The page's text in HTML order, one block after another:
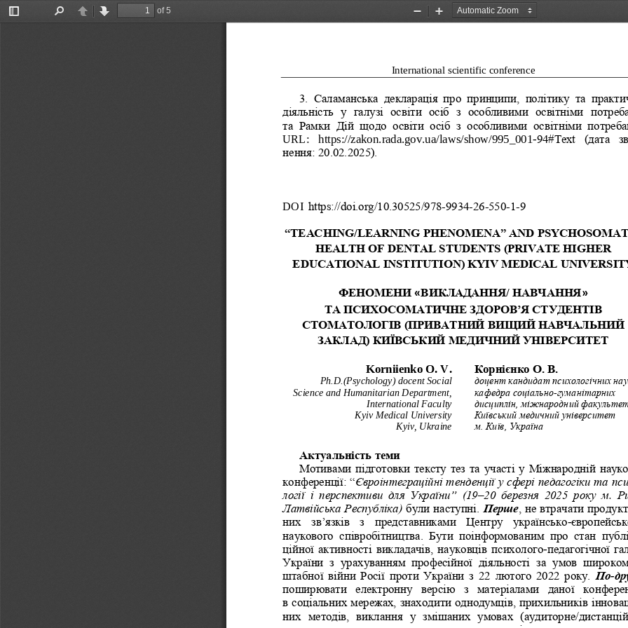
Toggle
PreviousNext
of 5
Zoom
Zoom
International scientific conference
3. Саламанська  декларація  про  принципи,  політику  та
діяльність  у  галузі  освіти  осіб  з  особливими  освітніми
та  Рамки  Дій  щодо  освіти  осіб  з  особливими  освітніми
URL :   https://zakon.rada.gov.ua/laws/show/995_001-94#Text  (дата
нення: 20.02.2025).
DOI
“TEACHING/LEARNING PHENOMENA” AND PSYCHO
HEALTH OF DENTAL STUDENTS (PRIVATE HIGHER
EDUCATIONAL INSTITUTION) KYIV MEDICAL
ФЕНОМЕНИ «ВИКЛАДАННЯ/ НАВЧАННЯ»
ТА ПСИХОСОМАТИЧНЕ ЗДОРОВ’Я СТУДЕНТІВ
СТОМАТОЛОГІВ (ПРИВАТНИЙ ВИЩИЙ НАВЧАЛЬНИЙ
ЗАКЛАД) КИЇВСЬКИЙ МЕДИЧНИЙ УНІВЕРСИТЕТ
Korniienko O. V.
Ph.D.(Psychology) docent Social
Science and Humanitarian Department,
International Faculty
Kyiv Medical University
Kyiv, Ukraine
Корнієнко О. В.
доцент кандидат психологічних
кафедра соціально-гуманітарних
дисциплін, міжнародний
Київський медичний університет
м. Київ, Україна
Актуальність теми
Мотивами підготовки тексту тез та участі у Міжнародній
конференції: “Євроінтеграційні тенденції у сфері педагогіки та
логії  і  перспективи  для  України”  (19–20  березня  2025  року  м.
Латвійська Республіка) були наступні. Перше, не втрачати
них  зв’язків  з  представниками  Центру  українсько-
наукового  співробітництва.  Бути  поінформованим  про  стан
ційної активності викладачів, науковців психолого-педагогічної
України  з  урахуванням  професійної  діяльності  за  умов
штабної війни Росії проти України з 22 лютого  2022 року.
По-
поширювати
електронну  версію  з  матеріалами  даної
в соціальних мережах, знаходити однодумців, прихильників
них  методів,  виклання  у  змішаних  умовах  (аудиторне/
  https://doi.org/10.30525/978-9934-26-550-1-9